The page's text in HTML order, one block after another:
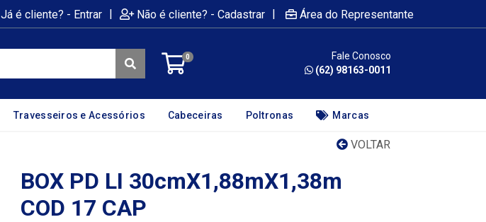
Já é cliente? - Entrar | Não é cliente? - Cadastrar | Área do Representante
0
Fale Conosco
(62) 98163-0011
Travesseiros e Acessórios Cabeceiras Poltronas Marcas
VOLTAR
BOX PD LI 30cmX1,88mX1,38m
COD 17 CAP